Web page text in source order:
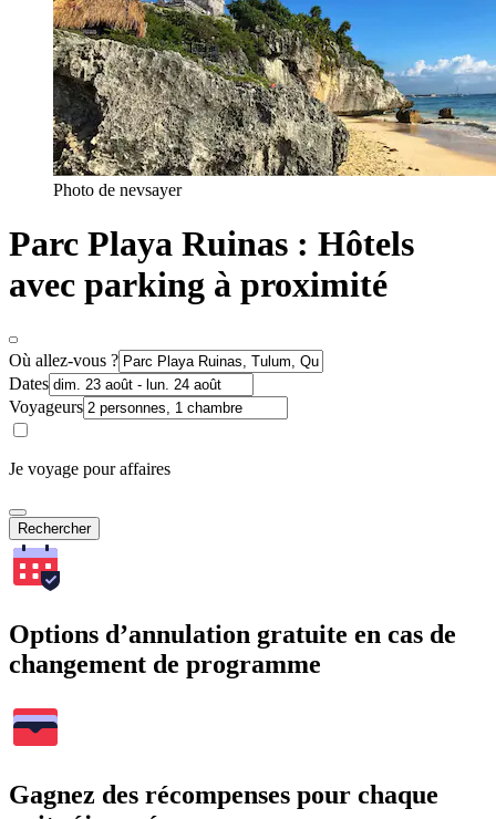
Photo de nevsayer
Parc Playa Ruinas : Hôtels
avec parking à proximité
Où allez-vous ?
Dates
Voyageurs
Je voyage pour affaires
Rechercher
Options d’annulation gratuite en cas de
changement de programme
Gagnez des récompenses pour chaque